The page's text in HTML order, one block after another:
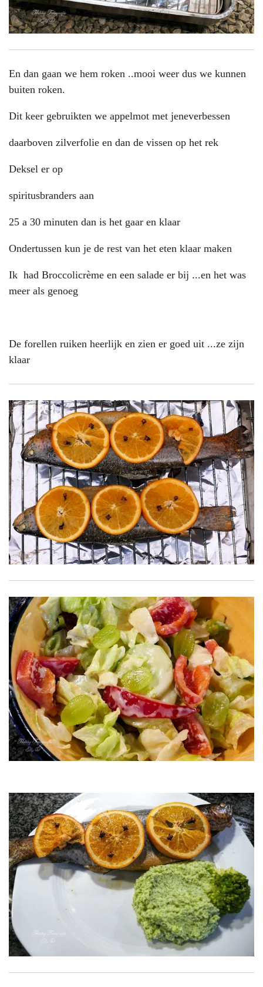
En dan gaan we hem roken ..mooi weer dus we kunnen
buiten roken.
Dit keer gebruikten we appelmot met jeneverbessen
daarboven zilverfolie en dan de vissen op het rek
Deksel er op
spiritusbranders aan
25 a 30 minuten dan is het gaar en klaar
Ondertussen kun je de rest van het eten klaar maken
Ik had Broccolicrème en een salade er bij ...en het was
meer als genoeg
De forellen ruiken heerlijk en zien er goed uit ...ze zijn
klaar